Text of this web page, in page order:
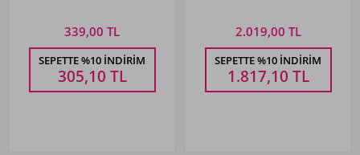
339,00 TL
SEPETTE %10 İNDIRIM
305,10 TL
2.019,00 TL
SEPETTE %10 İNDIRIM
1.817,10 TL